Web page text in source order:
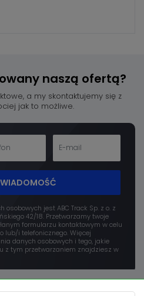
naszą ofertą?
a my skontaktujemy się z
jak to możliwe.
jest ABC Track Sp. z o. z
42/18. Przetwarzamy twoje
formularzu kontaktowym w celu
lub/i telefonicznego. Więcej
danych osobowych i tego, jakie
z tym przetwarzaniem znajdziesz w